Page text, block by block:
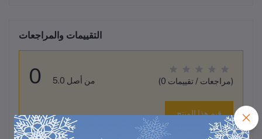
التقييمات والمراجعات
0 من أصل 5.0 (0 مراجعات / تقييمات)
قيم هذا المنتج